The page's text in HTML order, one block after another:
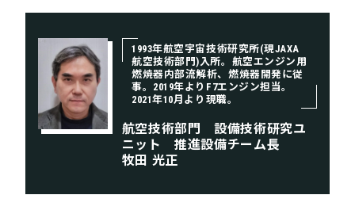
1993年航空宇宙技術研究所(現JAXA
航空技術部門)入所。航空エンジン用
燃焼器内部流解析、燃焼器開発に従
事。2019年よりF7エンジン担当。
2021年10月より現職。
航空技術部門 設備技術研究ユ
ニット 推進設備チーム長
牧田 光正